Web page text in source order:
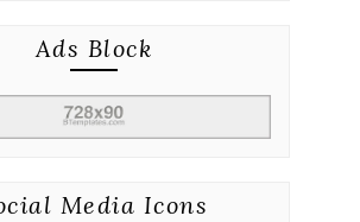
Ads Block
Media Icons